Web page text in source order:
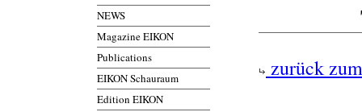
NEWS
Magazine EIKON
Publications
EIKON Schauraum
Edition EIKON
zurück